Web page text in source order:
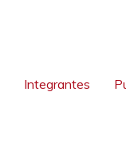
Integrantes